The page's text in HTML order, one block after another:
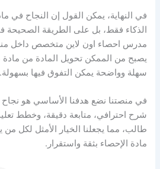
في النهاية، يمكن القول إن النجاح في
الذكاء فقط، بل على الطريقة الصحيحة
مدرس احصاء اون لاين متخصص داخل
يصبح من الممكن تحويل المادة من
سهلة وواضحة يمكن التفوق فيها بسهولة.
في منصتنا نضع هدفنا الأساسي هو
شرح احترافي، متابعة دقيقة، وخطط
طالب، مما يجعلنا الخيار الأمثل لكل
مادة الإحصاء بثقة واستقرار.